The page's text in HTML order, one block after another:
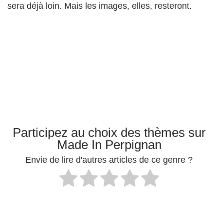
sera déjà loin. Mais les images, elles, resteront.
Participez au choix des thèmes sur
Made In Perpignan
Envie de lire d'autres articles de ce genre ?